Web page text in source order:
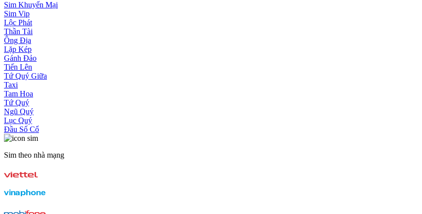
Sim Khuyến Mại
Sim Vip
Lộc Phát
Thần Tài
Ông Địa
Lặp Kép
Gánh Đảo
Tiến Lên
Tứ Quý Giữa
Taxi
Tam Hoa
Tứ Quý
Ngũ Quý
Lục Quý
Đầu Số Cổ
Sim theo nhà mạng